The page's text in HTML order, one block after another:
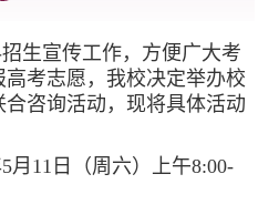
生宣传工作，方便广大考
考志愿，我校决定举办校
咨询活动，现将具体活动
5月11日（周六）上午8:00-